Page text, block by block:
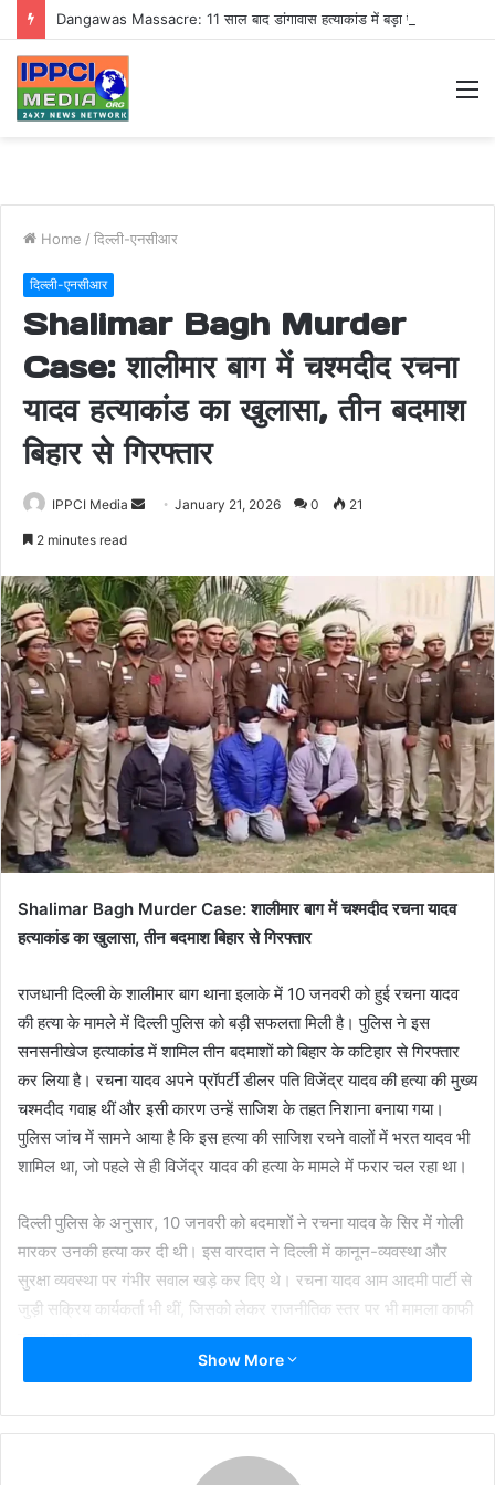
Home / दिल्ली-एनसीआर
दिल्ली-एनसीआर
Shalimar Bagh Murder
Case: शालीमार बाग में चश्मदीद रचना
यादव हत्याकांड का खुलासा, तीन बदमाश
बिहार से गिरफ्तार
IPPCI Media
SendJanuary 21, 2026 0 21
2 minutes read
Shalimar Bagh Murder Case: शालीमार बाग में चश्मदीद रचना यादव
हत्याकांड का खुलासा, तीन बदमाश बिहार से गिरफ्तार
राजधानी दिल्ली के शालीमार बाग थाना इलाके में 10 जनवरी को हुई रचना यादव
की हत्या के मामले में दिल्ली पुलिस को बड़ी सफलता मिली है। पुलिस ने इस
सनसनीखेज हत्याकांड में शामिल तीन बदमाशों को बिहार के कटिहार से गिरफ्तार
कर लिया है। रचना यादव अपने प्रॉपर्टी डीलर पति विजेंद्र यादव की हत्या की मुख्य
चश्मदीद गवाह थीं और इसी कारण उन्हें साजिश के तहत निशाना बनाया गया।
पुलिस जांच में सामने आया है कि इस हत्या की साजिश रचने वालों में भरत यादव भी
शामिल था, जो पहले से ही विजेंद्र यादव की हत्या के मामले में फरार चल रहा था।
दिल्ली पुलिस के अनुसार, 10 जनवरी को बदमाशों ने रचना यादव के सिर में गोली
मारकर उनकी हत्या कर दी थी। इस वारदात ने दिल्ली में कानून-व्यवस्था और
सुरक्षा व्यवस्था पर गंभीर सवाल खड़े कर दिए थे। रचना यादव आम आदमी पार्टी से
जुड़ी सक्रिय कार्यकर्ता भी थीं, जिसको लेकर राजनीतिक स्तर पर भी मामला काफी
गरमा गया था।
और सुमित के रूप में हुई है। साल 2023 में रचना यादव के पति विजेंद्र यादव की
यादव मुख्य चश्मदीद गवाह थीं। पुलिस ने उस वक्त पांच आरोपियों को गिरफ्तार
Show More